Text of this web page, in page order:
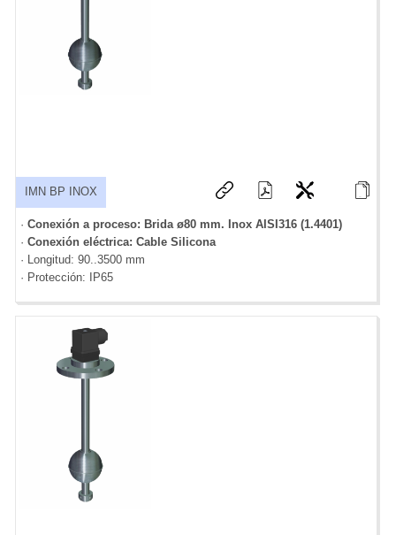
IMN BP INOX
· Conexión a proceso: Brida ø80 mm. Inox AISI316 (1.4401)
· Conexión eléctrica: Cable Silicona
· Longitud: 90..3500 mm
· Protección: IP65